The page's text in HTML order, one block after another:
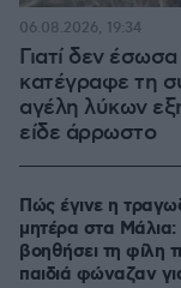
Γιατί δεν
κατέγραφε τη
αγέλη λύκων
είδε άρρωστο
06.08.2026, 19:34
Πώς έγινε η
μητέρα στα Μάλια:
βοηθήσει τη φίλη
παιδιά φώναζαν